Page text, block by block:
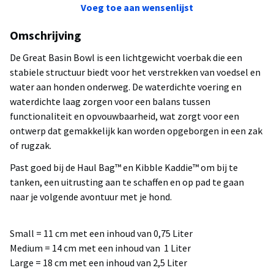
Voeg toe aan wensenlijst
Omschrijving
De Great Basin Bowl is een lichtgewicht voerbak die een
stabiele structuur biedt voor het verstrekken van voedsel en
water aan honden onderweg. De waterdichte voering en
waterdichte laag zorgen voor een balans tussen
functionaliteit en opvouwbaarheid, wat zorgt voor een
ontwerp dat gemakkelijk kan worden opgeborgen in een zak
of rugzak.
Past goed bij de Haul Bag™ en Kibble Kaddie™ om bij te
tanken, een uitrusting aan te schaffen en op pad te gaan
naar je volgende avontuur met je hond.
Small = 11 cm met een inhoud van 0,75 Liter
Medium = 14 cm met een inhoud van 1 Liter
Large = 18 cm met een inhoud van 2,5 Liter